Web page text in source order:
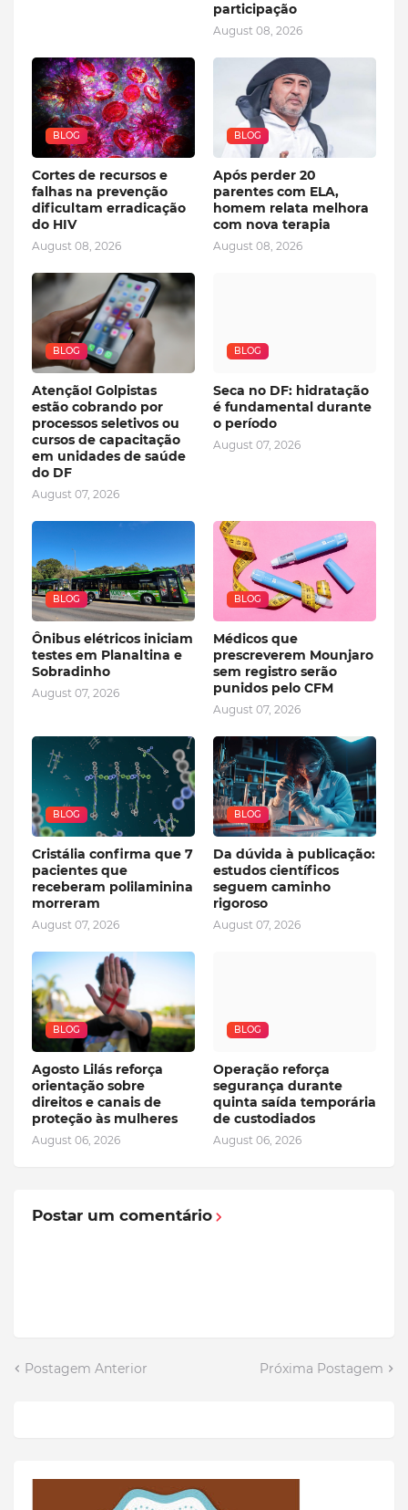
participação
August 08, 2026
BLOG
Cortes de recursos e
falhas na prevenção
dificultam erradicação
do HIV
August 08, 2026
BLOG
Após perder 20
parentes com ELA,
homem relata melhora
com nova terapia
August 08, 2026
BLOG
Atenção! Golpistas
estão cobrando por
processos seletivos ou
cursos de capacitação
em unidades de saúde
do DF
August 07, 2026
BLOG
Seca no DF: hidratação
é fundamental durante
o período
August 07, 2026
BLOG
Ônibus elétricos iniciam
testes em Planaltina e
Sobradinho
August 07, 2026
BLOG
Médicos que
prescreverem Mounjaro
sem registro serão
punidos pelo CFM
August 07, 2026
BLOG
Cristália confirma que 7
pacientes que
receberam polilaminina
morreram
August 07, 2026
BLOG
Da dúvida à publicação:
estudos científicos
seguem caminho
rigoroso
August 07, 2026
BLOG
Agosto Lilás reforça
orientação sobre
direitos e canais de
proteção às mulheres
August 06, 2026
BLOG
Operação reforça
segurança durante
quinta saída temporária
de custodiados
August 06, 2026
Postar um comentário
Postagem Anterior Próxima Postagem